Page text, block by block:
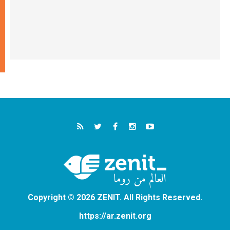
Copyright © 2026 ZENIT. All Rights Reserved.
https://ar.zenit.org